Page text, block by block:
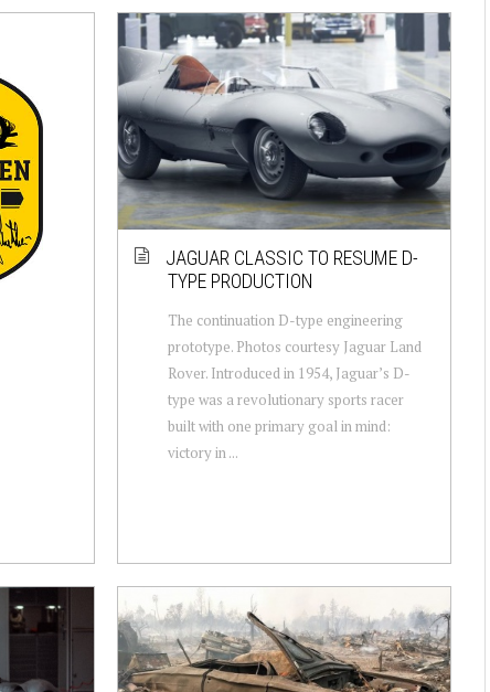
JAGUAR CLASSIC TO RESUME D-
TYPE PRODUCTION
The continuation D-type engineering
prototype. Photos courtesy Jaguar Land
Rover. Introduced in 1954, Jaguar’s D-
type was a revolutionary sports racer
built with one primary goal in mind:
victory in ...